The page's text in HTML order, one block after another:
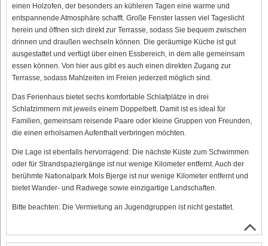
einen Holzofen, der besonders an kühleren Tagen eine warme und
entspannende Atmosphäre schafft. Große Fenster lassen viel Tageslicht
herein und öffnen sich direkt zur Terrasse, sodass Sie bequem zwischen
drinnen und draußen wechseln können. Die geräumige Küche ist gut
ausgestattet und verfügt über einen Essbereich, in dem alle gemeinsam
essen können. Von hier aus gibt es auch einen direkten Zugang zur
Terrasse, sodass Mahlzeiten im Freien jederzeit möglich sind.
Das Ferienhaus bietet sechs komfortable Schlafplätze in drei
Schlafzimmern mit jeweils einem Doppelbett. Damit ist es ideal für
Familien, gemeinsam reisende Paare oder kleine Gruppen von Freunden,
die einen erholsamen Aufenthalt verbringen möchten.
Die Lage ist ebenfalls hervorragend: Die nächste Küste zum Schwimmen
oder für Strandspaziergänge ist nur wenige Kilometer entfernt. Auch der
berühmte Nationalpark Mols Bjerge ist nur wenige Kilometer entfernt und
bietet Wander- und Radwege sowie einzigartige Landschaften.
Bitte beachten: Die Vermietung an Jugendgruppen ist nicht gestattet.